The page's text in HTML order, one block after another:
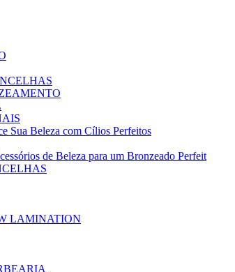
Sua Beleza com Cílios Perfeitos
de Beleza para um Bronzeado Perfeit
LAMINATION